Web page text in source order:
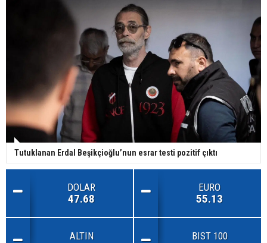
Tutuklanan Erdal Beşikçioğlu’nun esrar testi pozitif çıktı
DOLAR
47.68
EURO
55.13
ALTIN BIST 100